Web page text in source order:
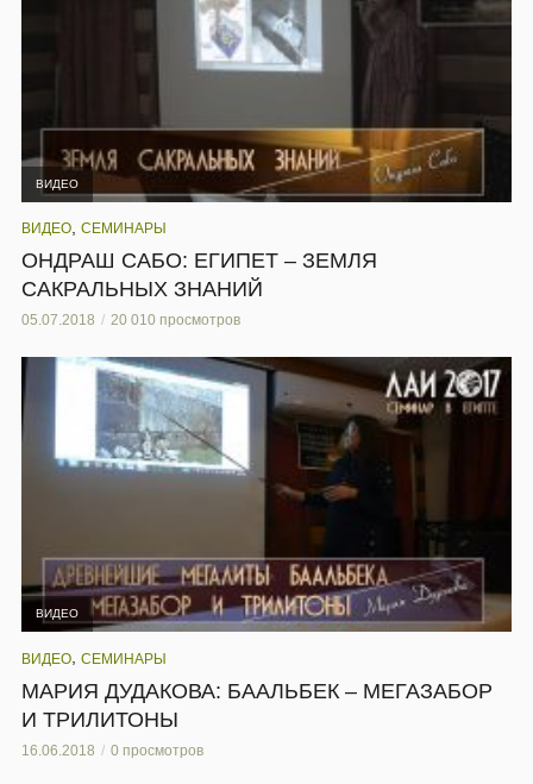
ВИДЕО
ВИДЕО СЕМИНАРЫ
ОНДРАШ САБО: ЕГИПЕТ – ЗЕМЛЯ
САКРАЛЬНЫХ ЗНАНИЙ
05.07.2018 20 010 просмотров
ВИДЕО
ВИДЕО, СЕМИНАРЫ
МАРИЯ ДУДАКОВА: БААЛЬБЕК – МЕГАЗАБОР
И ТРИЛИТОНЫ
16.06.2018 0 просмотров